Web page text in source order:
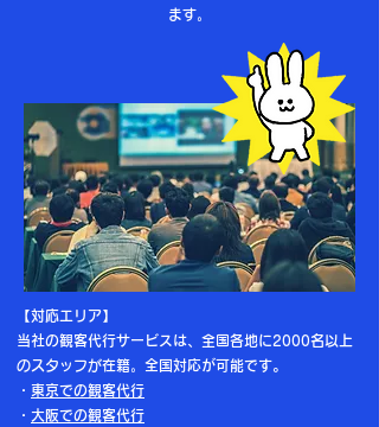
ます。
【対応エリア】​
当社の観客代行サービスは、 全国各地に2000名以上
のスタッフが在籍。 全国対応が可能です。
・ 東京での観客代行
・ 大阪での観客代行